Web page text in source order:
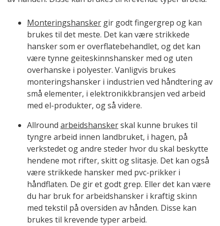
Monteringshansker gir godt fingergrep og kan
brukes til det meste. Det kan være strikkede
hansker som er overflatebehandlet, og det kan
være tynne geiteskinnshansker med og uten
overhanske i polyester. Vanligvis brukes
monteringshansker i industrien ved håndtering av
små elementer, i elektronikkbransjen ved arbeid
med el-produkter, og så videre.
Allround arbeidshanskerskal kunne brukes til
tyngre arbeid innen landbruket, i hagen, på
verkstedet og andre steder hvor du skal beskytte
hendene mot rifter, skitt og slitasje. Det kan også
være strikkede hansker med pvc-prikker i
håndflaten. De gir et godt grep. Eller det kan være
du har bruk for arbeidshansker i kraftig skinn
med tekstil på oversiden av hånden. Disse kan
brukes til krevende typer arbeid.